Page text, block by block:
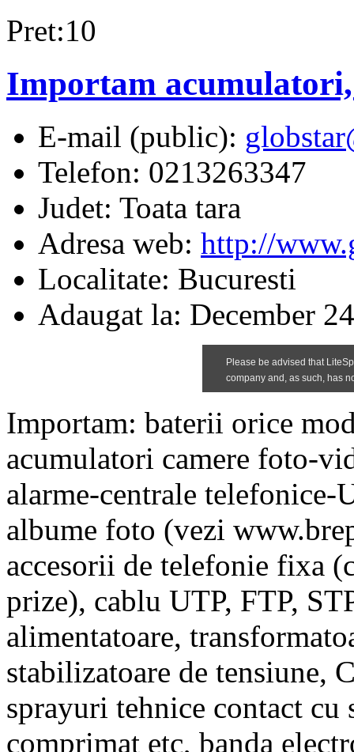
Pret:10
Importam
E-mail (public):
Telefon: 0213263347
Judet: Toata tara
Adresa web: http://
Localitate: Bucuresti
Adaugat la: December
Importam: baterii orice
acumulatori camere foto-
alarme-centrale telefonice-
albume foto (vezi
accesorii de telefonie fixa
prize), cablu UTP, FTP,
alimentatoare,
stabilizatoare de
sprayuri tehnice contact cu
comprimat etc, banda